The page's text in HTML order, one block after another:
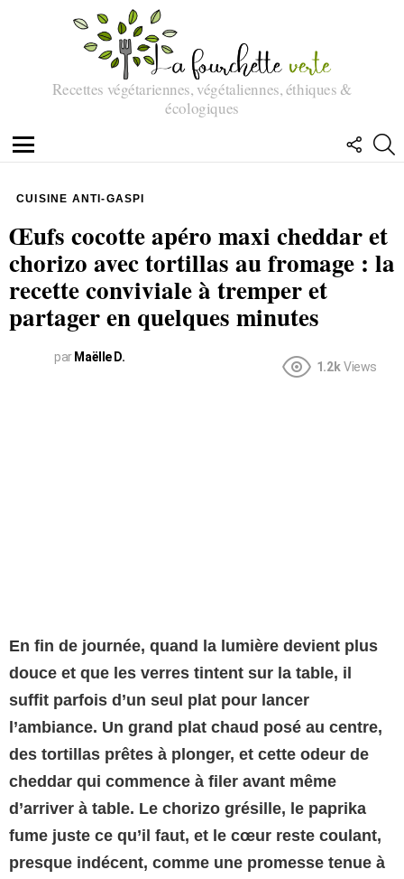
Recettes végétariennes, végétaliennes, éthiques &
écologiques
Menu
NOUS
CUISINE ANTI-GASPI
Œufs cocotte apéro maxi cheddar et
chorizo avec tortillas au fromage : la
recette conviviale à tremper et
partager en quelques minutes
par Maëlle D.
1.2k Views
En fin de journée, quand la lumière devient plus
douce et que les verres tintent sur la table, il
suffit parfois d’un seul plat pour lancer
l’ambiance. Un grand plat chaud posé au centre,
des tortillas prêtes à plonger, et cette odeur de
cheddar qui commence à filer avant même
d’arriver à table. Le chorizo grésille, le paprika
fume juste ce qu’il faut, et le cœur reste coulant,
presque indécent, comme une promesse tenue à